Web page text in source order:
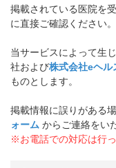
掲載されている医院を
に直接ご確認ください。
当サービスによって生
社および株式会社eヘル
ものとします。
掲載情報に誤りがある
ォーム からご連絡をい
※お電話での対応は行